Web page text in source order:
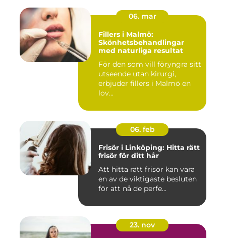
06. mar
Fillers i Malmö:
Skönhetsbehandlingar
med naturliga resultat
För den som vill föryngra sitt
utseende utan kirurgi,
erbjuder fillers i Malmö en
lov...
06. feb
Frisör i Linköping: Hitta rätt
frisör för ditt hår
Att hitta rätt frisör kan vara
en av de viktigaste besluten
för att nå de perfe...
23. nov